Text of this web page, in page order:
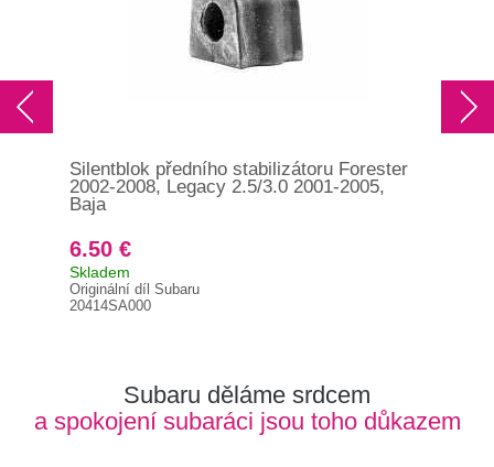
Silentblok předního stabilizátoru Forester
2002-2008, Legacy 2.5/3.0 2001-2005,
Baja
6.50 €
Skladem
Originální díl Subaru
20414SA000
Subaru děláme srdcem
a spokojení subaráci jsou toho důkazem